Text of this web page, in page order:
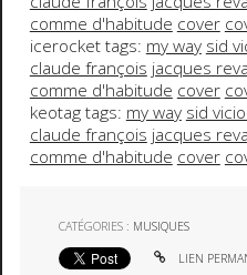
comme d'habitude cover
icerocket tags: my way sid
claude françois jacques
comme d'habitude cover
keotag tags: my way sid
claude françois jacques
comme d'habitude cover
CATÉGORIES : MUSIQUES
LIEN